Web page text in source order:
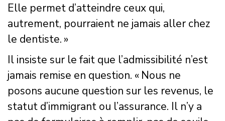
Elle permet d’atteindre ceux qui,
autrement, pourraient ne jamais aller chez
le dentiste. »
Il insiste sur le fait que l’admissibilité n’est
jamais remise en question. « Nous ne
posons aucune question sur les revenus, le
statut d’immigrant ou l’assurance. Il n’y a